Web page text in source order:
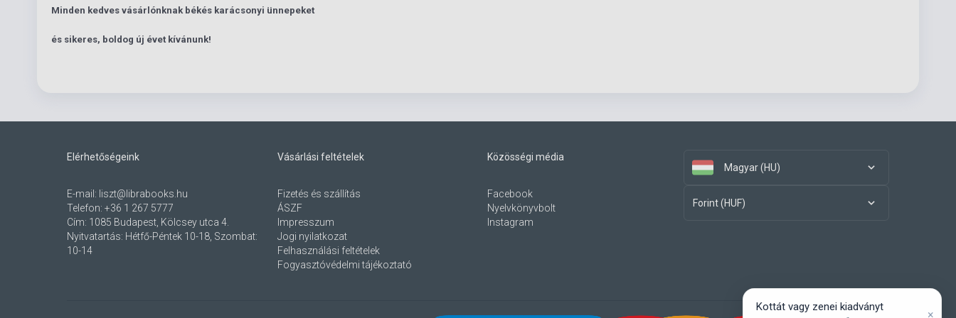
Minden kedves vásárlónknak békés karácsonyi ünnepeket
és sikeres, boldog új évet kívánunk!
Elérhetőségeink
E-mail: liszt@librabooks.hu
Telefon: +36 1 267 5777
Cím: 1085 Budapest, Kölcsey utca 4.
Nyitvatartás: Hétfő-Péntek 10-18, Szombat:
10-14
Vásárlási feltételek
Fizetés és szállítás
ÁSZF
Impresszum
Jogi nyilatkozat
Felhasználási feltételek
Fogyasztóvédelmi tájékoztató
Közösségi média
Facebook
Nyelvkönyvbolt
Instagram
Magyar (HU)
Forint (HUF)
Kottát vagy zenei kiadványt
×